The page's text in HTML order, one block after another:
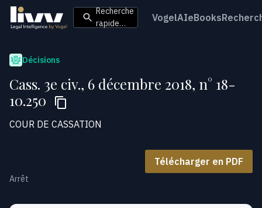
Recherche
rapide…
VogelAIeBooks
Décisions
Cass. 3e civ., 6 décembre 2018, n° 18-
10.250
COUR DE CASSATION
Télécharger en PDF
Arrêt